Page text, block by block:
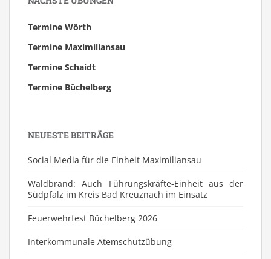
Termine Wörth
Termine Maximiliansau
Termine Schaidt
Termine Büchelberg
NEUESTE BEITRÄGE
Social Media für die Einheit Maximiliansau
Waldbrand: Auch Führungskräfte-Einheit aus der
Südpfalz im Kreis Bad Kreuznach im Einsatz
Feuerwehrfest Büchelberg 2026
⁠Interkommunale Atemschutzübung